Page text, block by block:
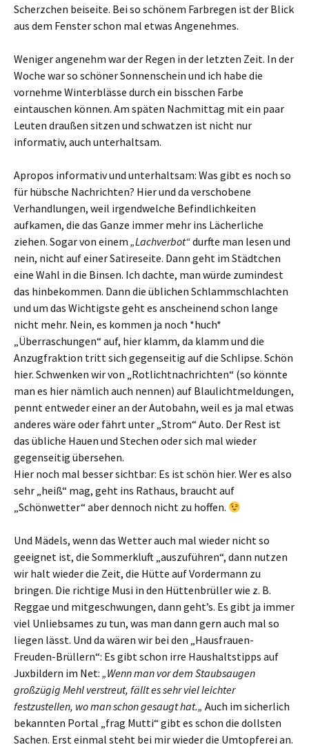
Scherzchen beiseite. Bei so schönem Farbregen ist der Blick
aus dem Fenster schon mal etwas Angenehmes.
Weniger angenehm war der Regen in der letzten Zeit. In der
Woche war so schöner Sonnenschein und ich habe die
vornehme Winterblässe durch ein bisschen Farbe
eintauschen können. Am späten Nachmittag mit ein paar
Leuten draußen sitzen und schwatzen ist nicht nur
informativ, auch unterhaltsam.
Apropos informativ und unterhaltsam: Was gibt es noch so
für hübsche Nachrichten? Hier und da verschobene
Verhandlungen, weil irgendwelche Befindlichkeiten
aufkamen, die das Ganze immer mehr ins Lächerliche
ziehen. Sogar von einem „Lachverbot“durfte man lesen und
nein, nicht auf einer Satireseite. Dann geht im Städtchen
eine Wahl in die Binsen. Ich dachte, man würde zumindest
das hinbekommen. Dann die üblichen Schlammschlachten
und um das Wichtigste geht es anscheinend schon lange
nicht mehr. Nein, es kommen ja noch *huch*
„Überraschungen“ auf, hier klamm, da klamm und die
Anzugfraktion tritt sich gegenseitig auf die Schlipse. Schön
hier. Schwenken wir von „Rotlichtnachrichten“ (so könnte
man es hier nämlich auch nennen) auf Blaulichtmeldungen,
pennt entweder einer an der Autobahn, weil es ja mal etwas
anderes wäre oder fährt unter „Strom“ Auto. Der Rest ist
das übliche Hauen und Stechen oder sich mal wieder
gegenseitig übersehen.
Hier noch mal besser sichtbar: Es ist schön hier. Wer es also
sehr „heiß“ mag, geht ins Rathaus, braucht auf
„Schönwetter“ aber dennoch nicht zu hoffen.
Und Mädels, wenn das Wetter auch mal wieder nicht so
geeignet ist, die Sommerkluft „auszuführen“, dann nutzen
wir halt wieder die Zeit, die Hütte auf Vordermann zu
bringen. Die richtige Musi in den Hüttenbrüller wie z. B.
Reggae und mitgeschwungen, dann geht’s. Es gibt ja immer
viel Unliebsames zu tun, was man dann gern auch mal so
liegen lässt. Und da wären wir bei den „Hausfrauen-
Freuden-Brüllern“: Es gibt schon irre Haushaltstipps auf
Juxbildern im Net: „Wenn man vor dem Staubsaugen
großzügig Mehl verstreut, fällt es sehr viel leichter
festzustellen, wo man schon gesaugt hat.„ Auch im sicherlich
bekannten Portal „frag Mutti“ gibt es schon die dollsten
Sachen. Erst einmal steht bei mir wieder die Umtopferei an.